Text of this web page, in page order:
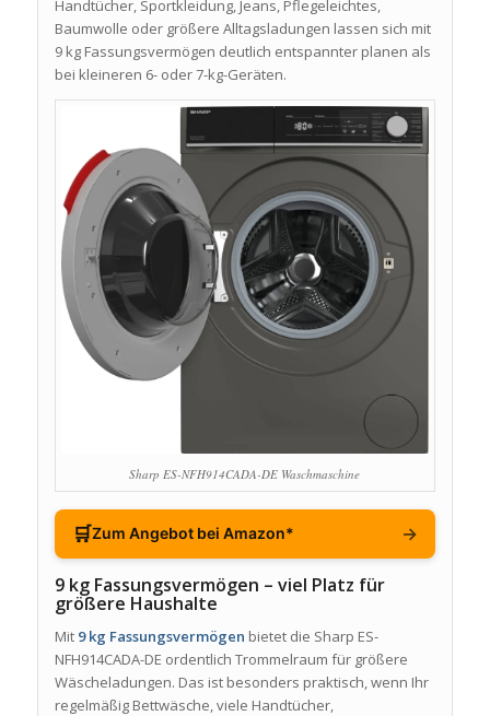
Handtücher, Sportkleidung, Jeans, Pflegeleichtes,
Baumwolle oder größere Alltagsladungen lassen sich mit
9 kg Fassungsvermögen deutlich entspannter planen als
bei kleineren 6- oder 7-kg-Geräten.
Sharp ES-NFH914CADA-DE Waschmaschine
🛒Zum Angebot bei Amazon* →
9 kg Fassungsvermögen – viel Platz für
größere Haushalte
Mit 9 kg Fassungsvermögen bietet die Sharp ES-
NFH914CADA-DE ordentlich Trommelraum für größere
Wäscheladungen. Das ist besonders praktisch, wenn Ihr
regelmäßig Bettwäsche, viele Handtücher,